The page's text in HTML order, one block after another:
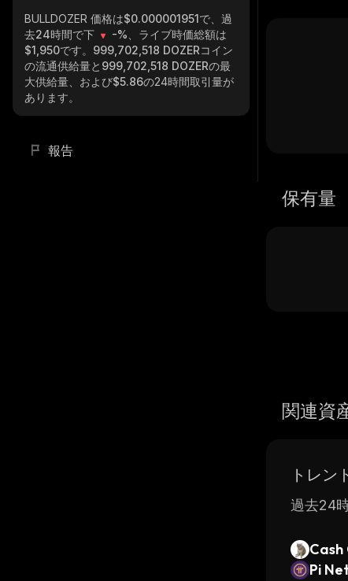
BULLDOZER 価格は$0.000001951で、過
去24時間で下
-% 、ライブ時価総額は
$1,950です。 999,702,518 DOZERコイン
の流通供給量と 999,702,518 DOZERの最
大供給量、および$5.86の24時間取引量が
あります。
報告
保有量
関連資
トレン
過去24
Pi